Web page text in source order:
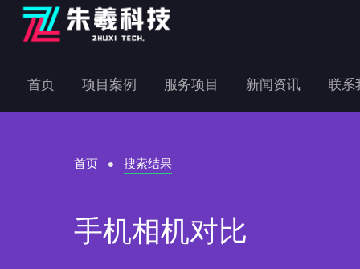
首页 项目案例 服务项目 新闻资讯 联系
首页 搜索结果
手机相机对比